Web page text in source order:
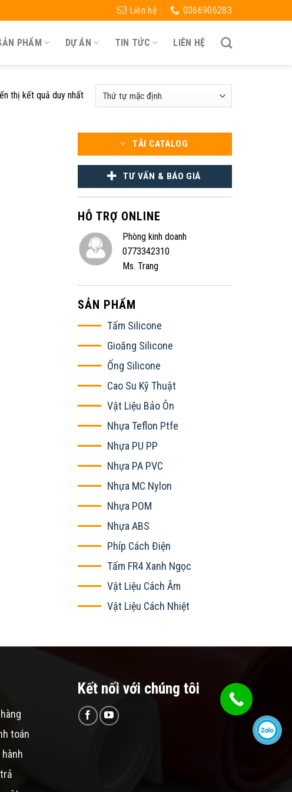
Liên hệ 0366906283
PHẨM DỰ ÁN TIN TỨC LIÊN HỆ
thị kết quả duy nhất
TẢI CATALOG
TƯ VẤN & BÁO GIÁ
HỖ TRỢ ONLINE
Phòng kinh doanh
0773342310
Ms. Trang
SẢN PHẨM
Tấm Silicone
Gioăng Silicone
Ống Silicone
Cao Su Kỹ Thuật
Vật Liệu Bảo Ôn
Nhựa Teflon Ptfe
Nhựa PU PP
Nhựa PA PVC
Nhựa MC Nylon
Nhựa POM
Nhựa ABS
Phíp Cách Điện
Tấm FR4 Xanh Ngọc
Vật Liệu Cách Âm
Vật Liệu Cách Nhiệt
toán
Kết nối với chúng tôi